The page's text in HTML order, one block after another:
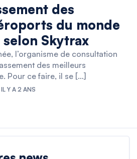
des
du monde
Skytrax
l’organisme de consultation
des meilleurs
Pour ce faire, il se […]
Y A 2 ANS